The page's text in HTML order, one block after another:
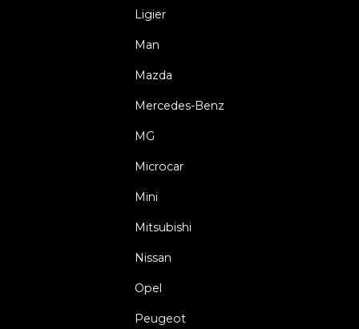
Ligier
Man
Mazda
Mercedes-Benz
MG
Microcar
Mini
Mitsubishi
Nissan
Opel
Peugeot